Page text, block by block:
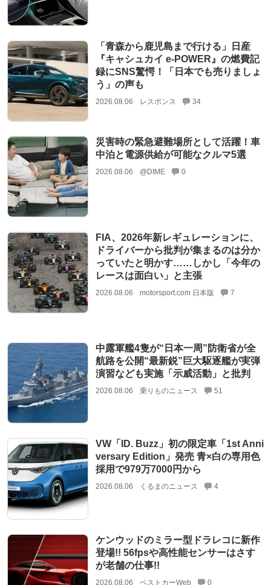
「青森から鹿児島まで行ける」日産
『キャシュカイ e-POWER』の燃費記
録にSNS驚愕！「日本でも売りましょ
う」の声も
2026.08.06 レスポンス 34
災害時の緊急避難場所として活躍！車
中泊と電源供給が可能なクルマ5選
2026.08.06 @DIME 0
FIA、2026年新レギュレーションに、
ドライバーから批判が集まるのは分か
っていたと明かす……しかし「今年の
レースは面白い」と主張
2026.08.06 motorsport.com 日本版 7
中露軍艦4隻が“日本一周”防衛省が全
航路を公開“最新鋭”巨大駆逐艦が実弾
演習なども実施「示威活動」と批判
2026.08.06 乗りものニュース 51
VW「ID. Buzz」初の限定車「1st Anni
versary Edition」発売 青×白の専用色
採用で979万7000円から
2026.08.06 くるまのニュース 4
ケンウッドのミラー型ドラレコに新作
登場!! 56fpsや高性能センサーはさす
が老舗の仕事!!
2026.08.06 ベストカーWeb 0